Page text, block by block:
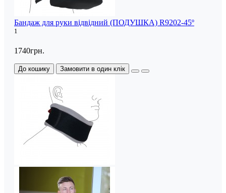
Бандаж для руки відвідний (ПОДУШКА) R9202-45º
1
1740грн.
До кошику Замовити в один клік